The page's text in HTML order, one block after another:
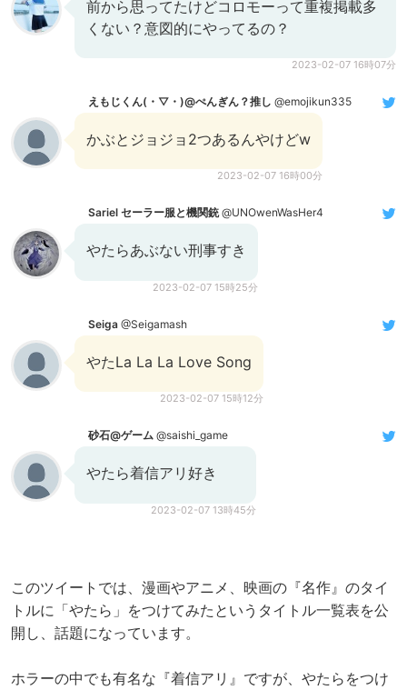
前から思ってたけどコロモーって重複掲載多
くない？意図的にやってるの？
2023-02-07 16時07分
えもじくん(・▽・)@ぺんぎん？推し @emojikun335
かぶとジョジョ2つあるんやけどw
2023-02-07 16時00分
Sariel セーラー服と機関銃@UNOwenWasHer4
やたらあぶない刑事すき
2023-02-07 15時25分
Seiga @Seigamash
やたLa La La Love Song
2023-02-07 15時12分
砂石@ゲーム @saishi_game
やたら着信アリ好き
2023-02-07 13時45分
このツイートでは、漫画やアニメ、映画の『名作』のタイ
トルに「やたら」をつけてみたというタイトル一覧表を公
開し、話題になっています。
ホラーの中でも有名な『着信アリ』ですが、やたらをつけ